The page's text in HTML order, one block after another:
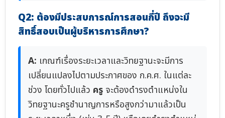
Q2: ต้องมีประสบการณ์การสอนกี่ปี ถึงจะมี
สิทธิ์สอบเป็นผู้บริหารการศึกษา?
A: เกณฑ์เรื่องระยะเวลาและวิทยฐานะจะมีการ
เปลี่ยนแปลงไปตามประกาศของ ก.ค.ศ. ในแต่ละ
ช่วง โดยทั่วไปแล้ว ครู จะต้องดำรงตำแหน่งใน
วิทยฐานะครูชำนาญการหรือสูงกว่ามาแล้วเป็น